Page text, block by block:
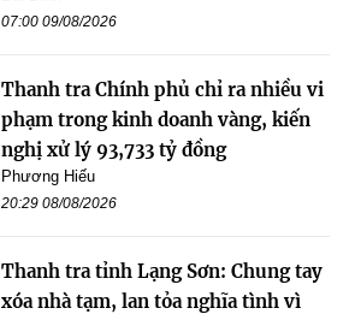
07:00 09/08/2026
Thanh tra Chính phủ chỉ ra nhiều vi
phạm trong kinh doanh vàng, kiến
nghị xử lý 93,733 tỷ đồng
Phương Hiếu
20:29 08/08/2026
Thanh tra tỉnh Lạng Sơn: Chung tay
xóa nhà tạm, lan tỏa nghĩa tình vì